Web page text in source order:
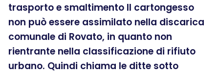
trasporto e smaltimento Il cartongesso
non può essere assimilato nella discarica
comunale di Rovato, in quanto non
rientrante nella classificazione di rifiuto
urbano. Quindi chiama le ditte sotto